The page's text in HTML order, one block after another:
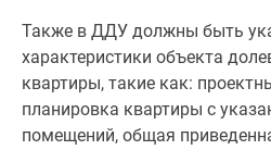
Коттеджные
поселки
Новой
Москве
Также в ДДУ должны быть
характеристики объекта
квартиры, такие как:
планировка квартиры с
помещений, общая